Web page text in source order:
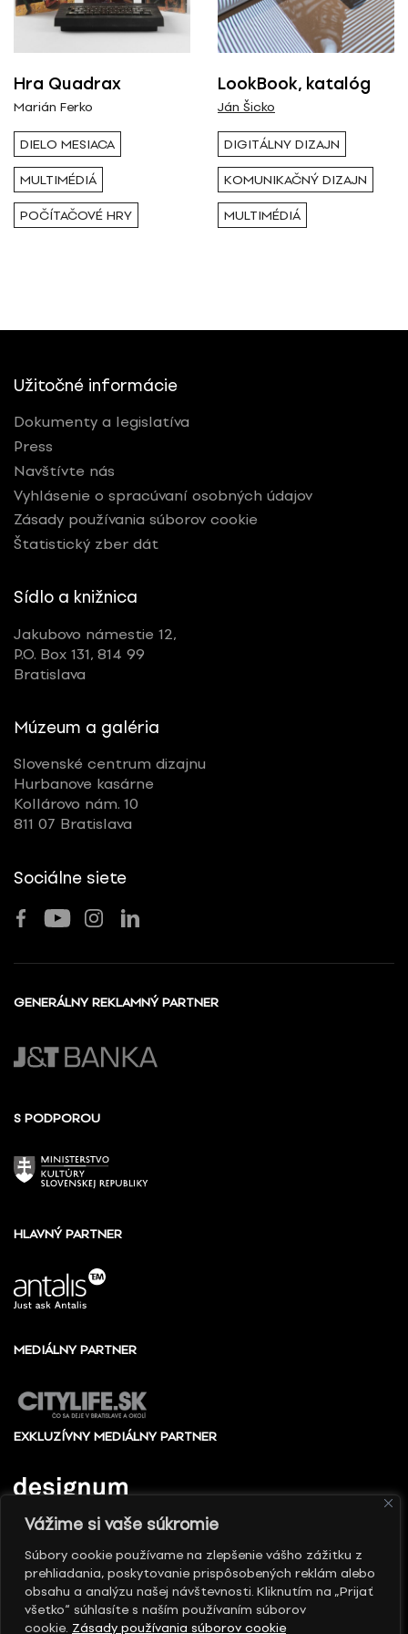
Vážime si vaše súkromie
Súbory cookie používame na zlepšenie vášho zážitku z
prehliadania, poskytovanie prispôsobených reklám alebo
obsahu a analýzu našej návštevnosti. Kliknutím na „Prijať
všetko“ súhlasíte s naším používaním súborov
cookie. Zásady používania súborov cookie
Všetci
Výstava / kolekcia
Rok ( Ročník )
Všetky
Všetci
Typ
Nominované
RESETOVAŤ FILTRE
Tagy
Multimédiá
Hra Quadrax
Marián Ferko
DIELO MESIACA
MULTIMÉDIÁ
POČÍTAČOVÉ HRY
LookBook, katalóg
Ján Šicko
DIGITÁLNY DIZAJN
KOMUNIKAČNÝ DIZAJN
MULTIMÉDIÁ
Užitočné informácie
Dokumenty a legislatíva
Press
Navštívte nás
Vyhlásenie o spracúvaní osobných údajov
Zásady používania súborov cookie
Štatistický zber dát
Sídlo a knižnica
Jakubovo námestie 12,
P.O. Box 131, 814 99
Bratislava
Múzeum a galéria
Slovenské centrum dizajnu
Hurbanove kasárne
Kollárovo nám. 10
811 07 Bratislava
Sociálne siete
GENERÁLNY REKLAMNÝ PARTNER
S PODPOROU
HLAVNÝ PARTNER
MEDIÁLNY PARTNER
EXKLUZÍVNY MEDIÁLNY PARTNER
© 2010 - 2026 Slovenské centrum dizajnu, Všetky
práva vyhradené